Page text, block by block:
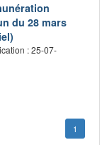
du 28 mars
: 25-07-
1